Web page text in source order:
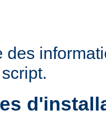
des